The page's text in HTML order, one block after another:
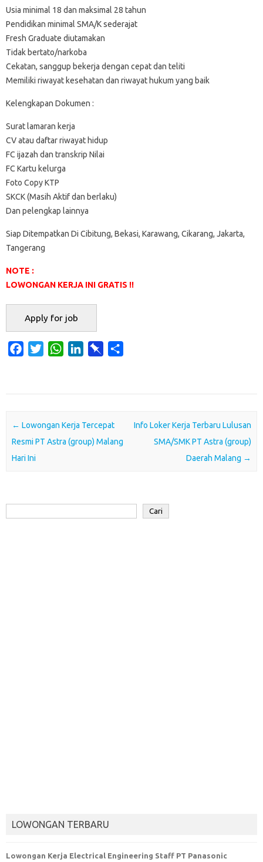
Usia minimal 18 dan maksimal 28 tahun
Pendidikan minimal SMA/K sederajat
Fresh Graduate diutamakan
Tidak bertato/narkoba
Cekatan, sanggup bekerja dengan cepat dan teliti
Memiliki riwayat kesehatan dan riwayat hukum yang baik
Kelengkapan Dokumen :
Surat lamaran kerja
CV atau daftar riwayat hidup
FC ijazah dan transkrip Nilai
FC Kartu kelurga
Foto Copy KTP
SKCK (Masih Aktif dan berlaku)
Dan pelengkap lainnya
Siap Ditempatkan Di Cibitung, Bekasi, Karawang, Cikarang, Jakarta,
Tangerang
NOTE :
LOWONGAN KERJA INI GRATIS !!
o
o
k
e
r
W
A
p
d
I
a
r
Post navigation
← Lowongan Kerja Tercepat
Resmi PT Astra (group) Malang
Hari Ini
Info Loker Kerja Terbaru Lulusan
SMA/SMK PT Astra (group)
Daerah Malang →
Cari
Cari
LOWONGAN TERBARU
Lowongan Kerja Electrical Engineering Staff PT Panasonic